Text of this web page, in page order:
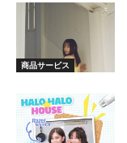
商品サービス